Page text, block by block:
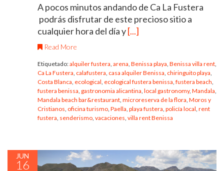
A pocos minutos andando de Ca La Fustera
podrás disfrutar de este precioso sitio a
cualquier hora del día y[...]
Read More
Etiquetado:alquiler fustera, arena, Benissa playa, Benissa villa rent,
Ca La Fustera, calafustera, casa alquiler Benissa, chiringuito playa,
Costa Blanca, ecological, ecological fustera benissa, fustera beach,
fustera benissa, gastronomia alicantina, local gastronomy, Mandala,
Mandala beach bar&restaurant, microreserva de la flora, Moros y
Cristianos, oficina turismo, Paella, playa fustera, policía local, rent
fustera, senderismo, vacaciones, villa rent Benissa
JUN
16